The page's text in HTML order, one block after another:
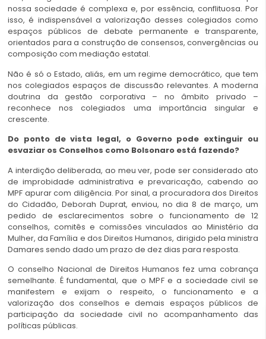
nossa sociedade é complexa e, por essência, conflituosa. Por
isso, é indispensável a valorização desses colegiados como
espaços públicos de debate permanente e transparente,
orientados para a construção de consensos, convergências ou
composição com mediação estatal.
Não é só o Estado, aliás, em um regime democrático, que tem
nos colegiados espaços de discussão relevantes. A moderna
doutrina da gestão corporativa – no âmbito privado –
reconhece nos colegiados uma importância singular e
crescente.
Do ponto de vista legal, o Governo pode extinguir ou
esvaziar os Conselhos como Bolsonaro está fazendo?
A interdição deliberada, ao meu ver, pode ser considerado ato
de improbidade administrativa e prevaricação, cabendo ao
MPF apurar com diligência. Por sinal, a procuradora dos Direitos
do Cidadão, Deborah Duprat, enviou, no dia 8 de março, um
pedido de esclarecimentos sobre o funcionamento de 12
conselhos, comitês e comissões vinculados ao Ministério da
Mulher, da Família e dos Direitos Humanos, dirigido pela ministra
Damares sendo dado um prazo de dez dias para resposta.
O conselho Nacional de Direitos Humanos fez uma cobrança
semelhante. É fundamental, que o MPF e a sociedade civil se
manifestem e exijam o respeito, o funcionamento e a
valorização dos conselhos e demais espaços públicos de
participação da sociedade civil no acompanhamento das
políticas públicas.